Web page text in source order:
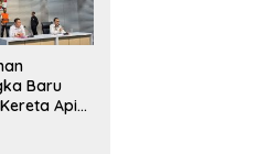
Baru
Api